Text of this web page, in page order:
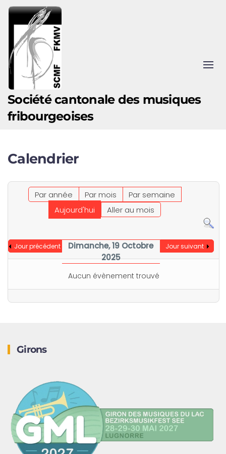
Accéder au contenu principal
Société cantonale des musiques
fribourgeoises
Calendrier
Par année Par mois
Par semaine
Aujourd'hui
Aller au mois
Jour précédent
Dimanche, 19 Octobre
2025
Jour suivant
Aucun évènement trouvé
Girons